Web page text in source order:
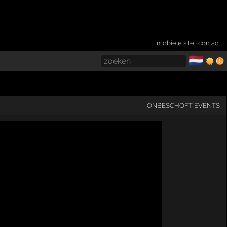
mobiele site ·contact
🇳🇱
ONBESCHOFT EVENTS